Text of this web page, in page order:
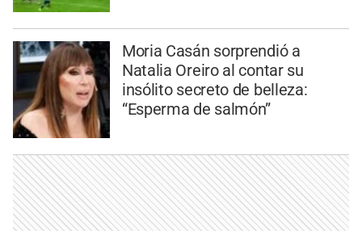
Moria Casán sorprendió a
Natalia Oreiro al contar su
insólito secreto de belleza:
“Esperma de salmón”